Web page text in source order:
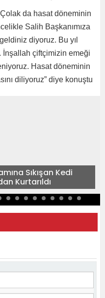
da hasat döneminin
Salih Başkanımıza
diyoruz. Bu yıl
İnşallah çiftçimizin emeği
Hasat döneminin
diliyoruz” diye konuştu
Sıkışan Kedi
Kurtarıldı